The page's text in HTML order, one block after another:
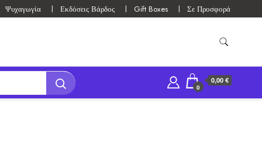
Ψυχαγωγία Εκδόσεις Βάρδος Gift Boxes Σε Προσφορά
0
0,00 €